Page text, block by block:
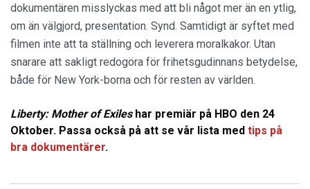
dokumentären misslyckas med att bli något mer än en ytlig,
om än välgjord, presentation. Synd. Samtidigt är syftet med
filmen inte att ta ställning och leverera moralkakor. Utan
snarare att sakligt redogöra för frihetsgudinnans betydelse,
både för New York-borna och för resten av världen.
Liberty: Mother of Exileshar premiär på HBO den 24
Oktober. Passa också på att se vår lista med tips på
bra dokumentärer.